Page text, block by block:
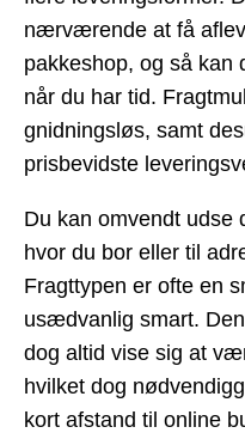
nærværende at få
pakkeshop, og så kan
når du har tid.
gnidningsløs, samt
prisbevidste
Du kan omvendt udse
hvor du bor eller til
Fragttypen er ofte en
usædvanlig smart.
dog altid vise sig at
hvilket dog
kort afstand til online